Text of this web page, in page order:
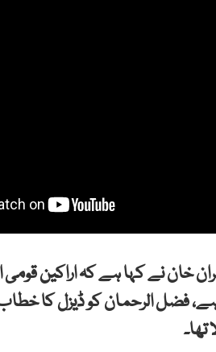
خان نے کہا ہے کہ اراکین قومی
ہے، فضل الرحمان کو ڈیزل کا